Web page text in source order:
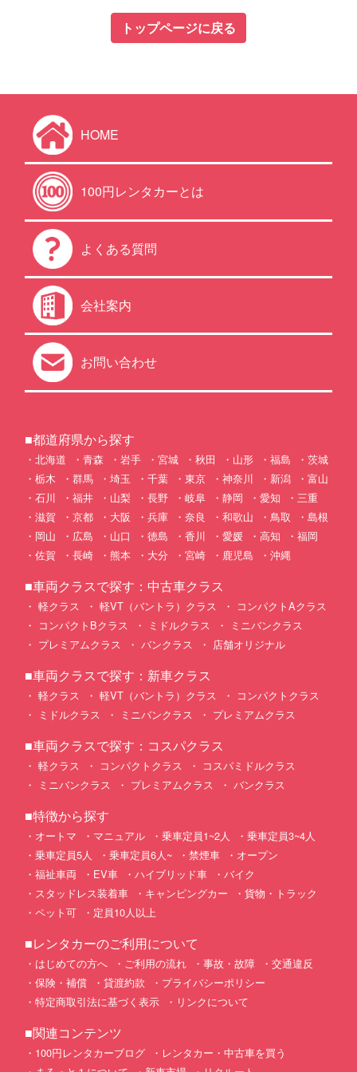
トップページに戻る
HOME
100円レンタカーとは
よくある質問
会社案内
お問い合わせ
■都道府県から探す
北海道 青森 岩手 宮城 秋田 山形 福島
茨城
栃木
群馬 埼玉 千葉 東京 神奈川 新潟
富山
石川
福井 山梨 長野 岐阜 静岡 愛知
三重
滋賀
京都 大阪 兵庫 奈良 和歌山 鳥取
島根
岡山
広島 山口 徳島 香川 愛媛 高知
福岡
佐賀
長崎 熊本 大分 宮崎 鹿児島 沖縄
■車両クラスで探す：中古車クラス
軽クラス 軽VT（バントラ）クラス
コンパクトAクラス
コンパクトBクラス
ミドルクラス
ミニバンクラス
プレミアムクラス
バンクラス 店舗オリジナル
■車両クラスで探す：新車クラス
軽クラス 軽VT（バントラ）クラス
コンパクトクラス
ミドルクラス
ミニバンクラス プレミアムクラス
■車両クラスで探す：コスパクラス
軽クラス コンパクトクラス
コスパミドルクラス
ミニバンクラス
プレミアムクラス バンクラス
■特徴から探す
オートマ マニュアル 乗車定員1~2人
乗車定員3~4人
乗車定員5人
乗車定員6人~ 禁煙車
オープン
福祉車両
EV車 ハイブリッド車
バイク
スタッドレス装着車
キャンピングカー
貨物・トラック
ペット可
定員10人以上
■レンタカーのご利用について
はじめての方へ ご利用の流れ 事故・故障
交通違反
保険・補償
貸渡約款
プライバシーポリシー
特定商取引法に基づく表示
リンクについて
■関連コンテンツ
100円レンタカーブログ
レンタカー・中古車を買う